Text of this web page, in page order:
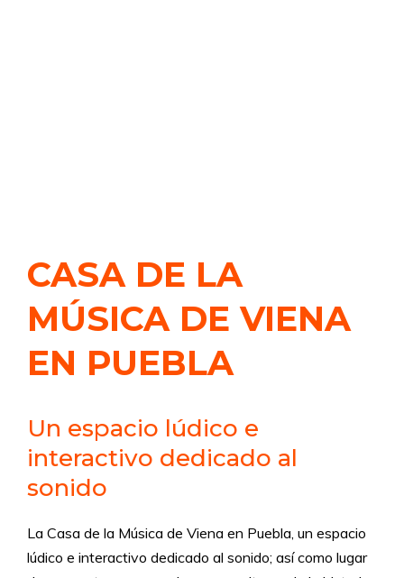
CASA DE LA
MÚSICA DE VIENA
EN PUEBLA
Un espacio lúdico e
interactivo dedicado al
sonido
La Casa de la Música de Viena en Puebla, un espacio
lúdico e interactivo dedicado al sonido; así como lugar